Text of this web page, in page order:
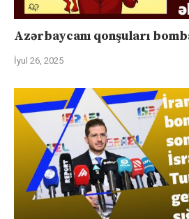
Azərbaycanı qonşuları
İyul 26, 2025